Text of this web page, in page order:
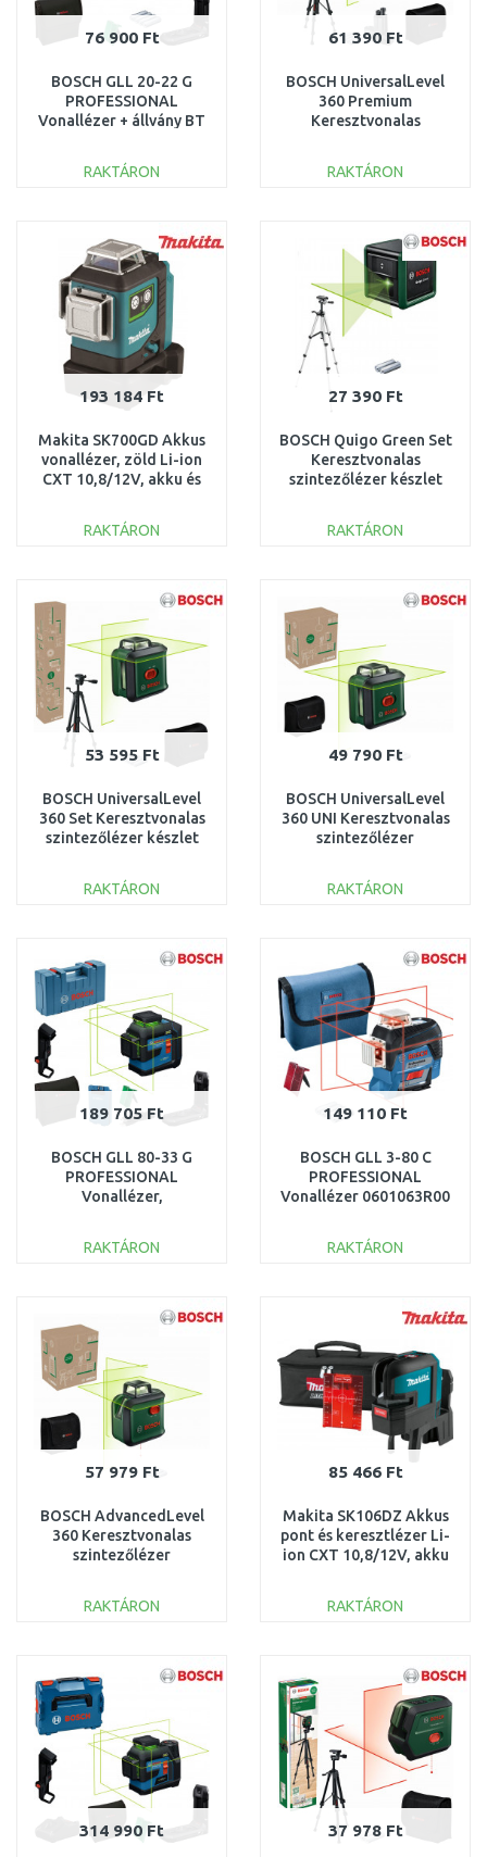
76 900 Ft
BOSCH GLL 20-22 G
PROFESSIONAL
Vonallézer + állvány BT
RAKTÁRON
Összehasonlítás
61 390 Ft
BOSCH UniversalLevel
360 Premium
Keresztvonalas
0603663E07
RAKTÁRON
Összehasonlítás
193 184 Ft
Makita SK700GD Akkus
vonallézer, zöld Li-ion
CXT 10,8/12V, akku és
RAKTÁRON
Összehasonlítás
27 390 Ft
BOSCH Quigo Green Set
Keresztvonalas
szintezőlézer készlet
RAKTÁRON
Összehasonlítás
53 595 Ft
BOSCH UniversalLevel
360 Set Keresztvonalas
szintezőlézer készlet
RAKTÁRON
Összehasonlítás
49 790 Ft
BOSCH UniversalLevel
360 UNI Keresztvonalas
szintezőlézer
RAKTÁRON
Összehasonlítás
189 705 Ft
BOSCH GLL 80-33 G
PROFESSIONAL
Vonallézer,
0601065501
RAKTÁRON
Összehasonlítás
149 110 Ft
BOSCH GLL 3-80 C
PROFESSIONAL
Vonallézer 0601063R00
RAKTÁRON
Összehasonlítás
57 979 Ft
BOSCH AdvancedLevel
360 Keresztvonalas
szintezőlézer
RAKTÁRON
Összehasonlítás
85 466 Ft
Makita SK106DZ Akkus
pont és keresztlézer Li-
ion CXT 10,8/12V, akku
RAKTÁRON
Összehasonlítás
314 990 Ft 37 978 Ft